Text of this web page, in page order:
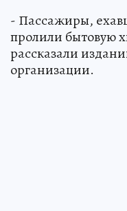
- Пассажиры,
пролили бытовую
рассказали
организации.